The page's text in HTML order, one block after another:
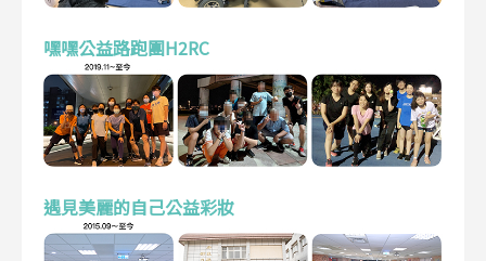
嘿嘿公益路跑團H2RC
遇見美麗的自己公益彩妝